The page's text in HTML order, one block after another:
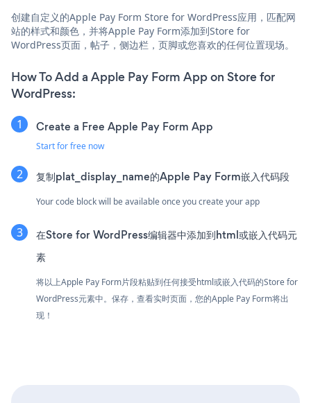
创建自定义的Apple Pay Form Store for WordPress应用，匹配网
站的样式和颜色，并将Apple Pay Form添加到Store for
WordPress页面，帖子，侧边栏，页脚或您喜欢的任何位置现场。
How To Add a Apple Pay Form App on Store for
WordPress:
Create a Free Apple Pay Form App
Start for free now
复制plat_display_name的Apple Pay Form嵌入代码段
Your code block will be available once you create your app
在Store for WordPress编辑器中添加到html或嵌入代码元
素
将以上Apple Pay Form片段粘贴到任何接受html或嵌入代码的Store for
WordPress元素中。保存，查看实时页面，您的Apple Pay Form将出
现！